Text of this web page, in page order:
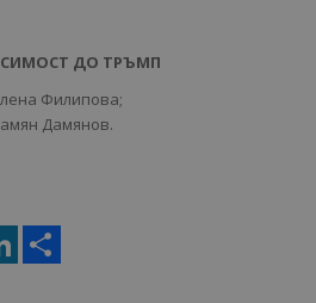
ДО ТРЪМП
Филипова;
Дамянов.
LinkedIn